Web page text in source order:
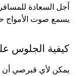
أجل السعادة للمسافر
يسمع صوت الأمواج
كيفية الجلوس
يمكن لأي قبرصي أن